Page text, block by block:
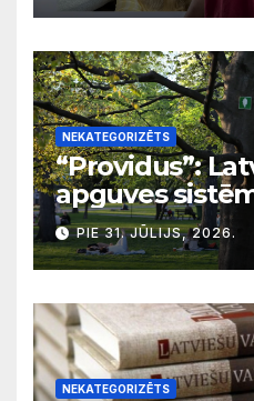
NEKATEGORIZĒTS
“Providus”:
apguves
uz krīzēm
migrācijas
PIE 31. JŪLIJS, 2026.
NEKATEGORIZĒTS